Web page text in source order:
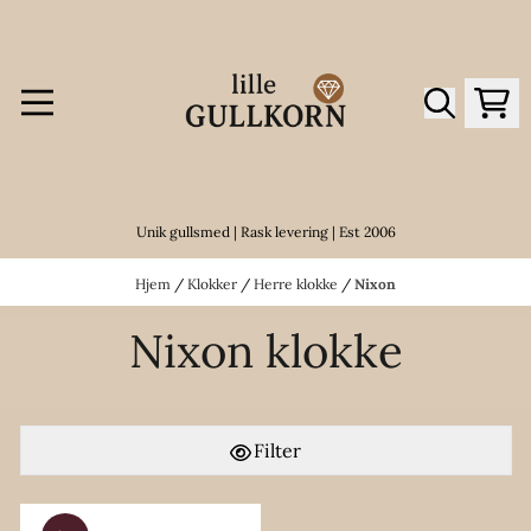
Unik gullsmed | Rask levering | Est 2006
Hjem / Klokker / Herre klokke / Nixon
Nixon klokke
Filter